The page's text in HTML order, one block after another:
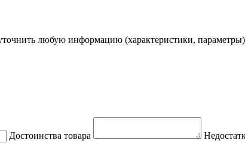
любую информацию (характеристики,
Достоинства товара